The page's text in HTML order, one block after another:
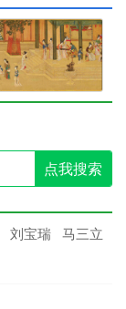
点我搜索
刘宝瑞 马三立